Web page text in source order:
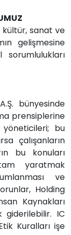
kültür, sanat ve
gelişmesine
sorumlulukları
bünyesinde
prensiplerine
bu
çalışanların
bu konuları
yaratmak
ve
Holding
Kaynakları
giderilebilir. IC
Kuralları işe